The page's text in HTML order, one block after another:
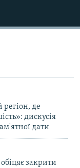
де
дискусія
дати
закрити